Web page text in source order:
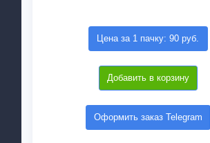
Цена за 1 пачку: 90 руб.
Добавить в корзину
Оформить заказ Telegram